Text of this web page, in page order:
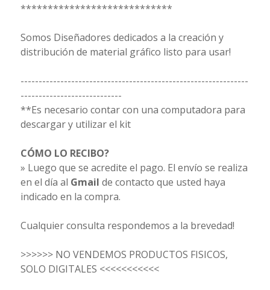
****************************
Somos Diseñadores dedicados a la creación y
distribución de material gráfico listo para usar!
---------------------------------------------------------------
----------------------------
**Es necesario contar con una computadora para
descargar y utilizar el kit
CÓMO LO RECIBO?
» Luego que se acredite el pago. El envío se realiza
en el día al Gmail de contacto que usted haya
indicado en la compra.
Cualquier consulta respondemos a la brevedad!
>>>>>> NO VENDEMOS PRODUCTOS FISICOS,
SOLO DIGITALES <<<<<<<<<<<